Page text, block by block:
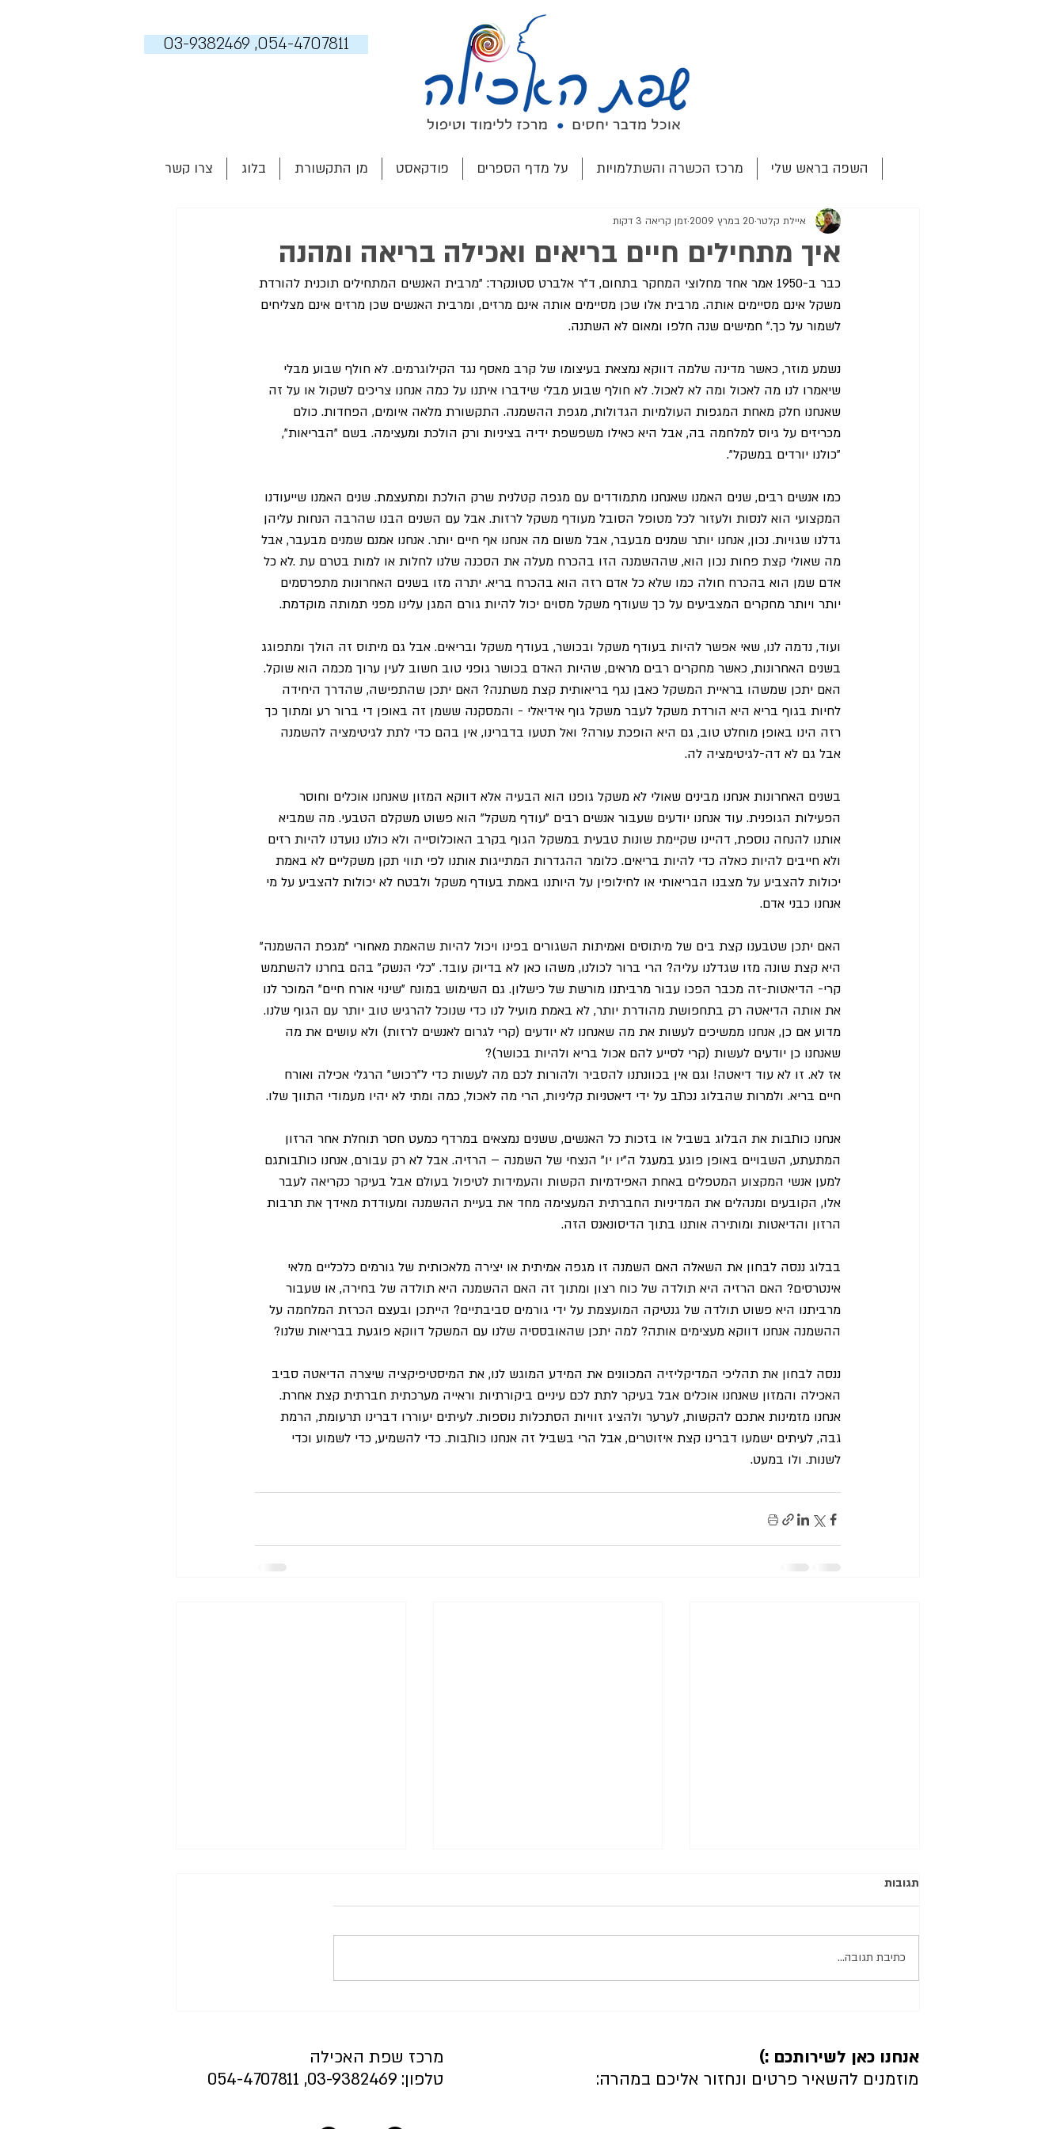
03-9382469 ,054-4707811
צרו קשר בלוג מן התקשורת פודקאסט על מדף הספרים מרכז הכשרה והשתלמויות השפה בראש שלי
איך מתחילים חיים בריאים ואכילה בריאה ומהנה
איילת קלטר 20 במרץ 2009 זמן קריאה 3 דקות
כבר ב-1950 אמר אחד מחלוצי המחקר בתחום, ד"ר אלברט סטונקרד: "מרבית האנשים המתחילים תוכנית להורדת
משקל אינם מסיימים אותה. מרבית אלו שכן מסיימים אותה אינם מרזים, ומרבית האנשים שכן מרזים אינם מצליחים
לשמור על כך." חמישים שנה חלפו ומאום לא השתנה.
נשמע מוזר, כאשר מדינה שלמה דווקא נמצאת בעיצומו של קרב מאסף נגד הקילוגרמים. לא חולף שבוע מבלי
שיאמרו לנו מה לאכול ומה לא לאכול. לא חולף שבוע מבלי שידברו איתנו על כמה אנחנו צריכים לשקול או על זה
שאנחנו חלק מאחת המגפות העולמיות הגדולות, מגפת ההשמנה. התקשורת מלאה איומים, הפחדות. כולם
מכריזים על גיוס למלחמה בה, אבל היא כאילו משפשפת ידיה בציניות ורק הולכת ומעצימה. בשם "הבריאות",
"כולנו יורדים במשקל".
כמו אנשים רבים, שנים האמנו שאנחנו מתמודדים עם מגפה קטלנית שרק הולכת ומתעצמת. שנים האמנו שייעודנו
המקצועי הוא לנסות ולעזור לכל מטופל הסובל מעודף משקל לרזות. אבל עם השנים הבנו שהרבה הנחות עליהן
גדלנו שגויות. נכון, אנחנו יותר שמנים מבעבר, אבל משום מה אנחנו אף חיים יותר. אנחנו אמנם שמנים מבעבר, אבל
מה שאולי קצת פחות נכון הוא, שההשמנה הזו בהכרח מעלה את הסכנה שלנו לחלות או למות בטרם עת .לא כל
אדם שמן הוא בהכרח חולה כמו שלא כל אדם רזה הוא בהכרח בריא. יתרה מזו בשנים האחרונות מתפרסמים
יותר ויותר מחקרים המצביעים על כך שעודף משקל מסוים יכול להיות גורם המגן עלינו מפני תמותה מוקדמת.
ועוד, נדמה לנו, שאי אפשר להיות בעודף משקל ובכושר, בעודף משקל ובריאים. אבל גם מיתוס זה הולך ומתפוגג
בשנים האחרונות, כאשר מחקרים רבים מראים, שהיות האדם בכושר גופני טוב חשוב לעין ערוך מכמה הוא שוקל.
האם יתכן שמשהו בראיית המשקל כאבן נגף בריאותית קצת משתנה? האם יתכן שהתפישה, שהדרך היחידה
לחיות בגוף בריא היא הורדת משקל לעבר משקל גוף אידיאלי - והמסקנה ששמן זה באופן די ברור רע ומתוך כך
רזה הינו באופן מוחלט טוב, גם היא הופכת עורה? ואל תטעו בדברינו, אין בהם כדי לתת לגיטימציה להשמנה
אבל גם לא דה-לגיטימציה לה.
בשנים האחרונות אנחנו מבינים שאולי לא משקל גופנו הוא הבעיה אלא דווקא המזון שאנחנו אוכלים וחוסר
הפעילות הגופנית. עוד אנחנו יודעים שעבור אנשים רבים "עודף משקל" הוא פשוט משקלם הטבעי. מה שמביא
אותנו להנחה נוספת, דהיינו שקיימת שונות טבעית במשקל הגוף בקרב האוכלוסייה ולא כולנו נועדנו להיות רזים
ולא חייבים להיות כאלה כדי להיות בריאים. כלומר ההגדרות המתייגות אותנו לפי תווי תקן משקליים לא באמת
יכולות להצביע על מצבנו הבריאותי או לחילופין על היותנו באמת בעודף משקל ולבטח לא יכולות להצביע על מי
אנחנו כבני אדם.
האם יתכן שטבענו קצת בים של מיתוסים ואמיתות השגורים בפינו ויכול להיות שהאמת מאחורי "מגפת ההשמנה"
היא קצת שונה מזו שגדלנו עליה? הרי ברור לכולנו, משהו כאן לא בדיוק עובד. "כלי הנשק" בהם בחרנו להשתמש
קרי- הדיאטות-זה מכבר הפכו עבור מרביתנו מורשת של כישלון. גם השימוש במונח "שינוי אורח חיים" המוכר לנו
את אותה הדיאטה רק בתחפושת מהודרת יותר, לא באמת מועיל לנו כדי שנוכל להרגיש טוב יותר עם הגוף שלנו.
מדוע אם כן, אנחנו ממשיכים לעשות את מה שאנחנו לא יודעים (קרי לגרום לאנשים לרזות) ולא עושים את מה
שאנחנו כן יודעים לעשות (קרי לסייע להם אכול בריא ולהיות בכושר)?
אז לא. זו לא עוד דיאטה! וגם אין בכוונתנו להסביר ולהורות לכם מה לעשות כדי ל"רכוש" הרגלי אכילה ואורח
חיים בריא. ולמרות שהבלוג נכתב על ידי דיאטניות קליניות, הרי מה לאכול, כמה ומתי לא יהיו מעמודי התווך שלו.
אנחנו כותבות את הבלוג בשביל או בזכות כל האנשים, ששנים נמצאים במרדף כמעט חסר תוחלת אחר הרזון
המתעתע, השבויים באופן פוגע במעגל ה"יו יו" הנצחי של השמנה – הרזיה. אבל לא רק עבורם, אנחנו כותבותגם
למען אנשי המקצוע המטפלים באחת האפידמיות הקשות והעמידות לטיפול בעולם אבל בעיקר כקריאה לעבר
אלו, הקובעים ומנהלים את המדיניות החברתית המעצימה מחד את בעיית ההשמנה ומעודדת מאידך את תרבות
הרזון והדיאטות ומותירה אותנו בתוך הדיסונאנס הזה.
בבלוג ננסה לבחון את השאלה האם השמנה זו מגפה אמיתית או יצירה מלאכותית של גורמים כלכליים מלאי
אינטרסים? האם הרזיה היא תולדה של כוח רצון ומתוך זה האם ההשמנה היא תולדה של בחירה, או שעבור
מרביתנו היא פשוט תולדה של גנטיקה המועצמת על ידי גורמים סביבתיים? הייתכן ובעצם הכרזת המלחמה על
ההשמנה אנחנו דווקא מעצימים אותה? למה יתכן שהאובססיה שלנו עם המשקל דווקא פוגעת בבריאות שלנו?
ננסה לבחון את תהליכי המדיקליזיה המכוונים את המידע המוגש לנו, את המיסטיפיקציה שיצרה הדיאטה סביב
האכילה והמזון שאנחנו אוכלים אבל בעיקר לתת לכם עיניים ביקורתיות וראייה מערכתית חברתית קצת אחרת.
אנחנו מזמינות אתכם להקשות, לערער ולהציג זוויות הסתכלות נוספות. לעיתים יעוררו דברינו תרעומת, הרמת
גבה, לעיתים ישמעו דברינו קצת איזוטרים, אבל הרי בשביל זה אנחנו כותבות. כדי להשמיע, כדי לשמוע וכדי
לשנות. ולו במעט.
תגובות
כתיבת תגובה...
מרכז שפת האכילה
טלפון: 03-9382469, 054-4707811
אנחנו כאן לשירותכם :)
מוזמנים להשאיר פרטים ונחזור אליכם במהרה: